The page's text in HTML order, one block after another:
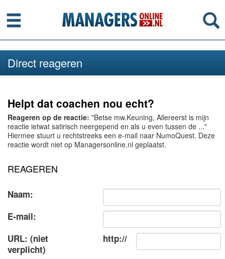
Menu
Direct reageren
Helpt dat coachen nou echt?
Reageren op de reactie: "Betse mw.Keuning, Allereerst is mijn
reactie ietwat satirisch neergepend en als u even tussen de ..."
Hiermee stuurt u rechtstreeks een e-mail naar NumoQuest. Deze
reactie wordt niet op Managersonline.nl geplaatst.
REAGEREN
Naam:
E-mail:
URL: (niet
verplicht)
http://